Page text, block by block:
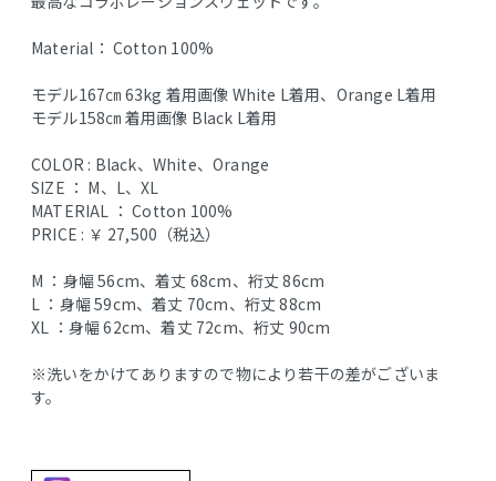
Material： Cotton 100%
モデル167㎝ 63kg 着用画像 White L着用、Orange L着用
モデル158㎝ 着用画像 Black L着用
COLOR : Black、White、Orange
SIZE ： M、L、XL
MATERIAL ： Cotton 100%
PRICE : ￥ 27,500（税込）
M ：身幅 56cm、着丈 68cm、裄丈 86cm
L ：身幅 59cm、着丈 70cm、裄丈 88cm
XL ：身幅 62cm、着丈 72cm、裄丈 90cm
※洗いをかけてありますので物により若干の差がございま
す。